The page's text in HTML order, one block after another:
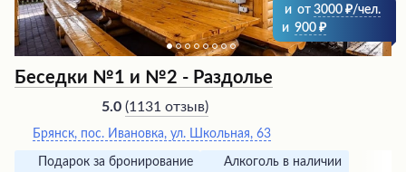
и от 3000
/чел.
и 900
Беседки №1 и №2 - Раздолье
5.0 (1131 отзыв)
Брянск, пос. Ивановка, ул. Школьная, 63
Подарок за бронирование Алкоголь в наличии